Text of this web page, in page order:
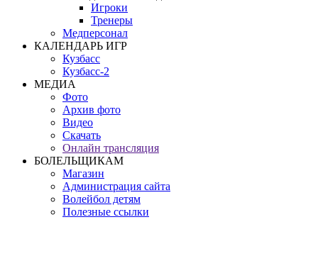
Игроки
Тренеры
Медперсонал
КАЛЕНДАРЬ ИГР
Кузбасс
Кузбасс-2
МЕДИА
Фото
Архив фото
Видео
Скачать
Онлайн трансляция
БОЛЕЛЬЩИКАМ
Магазин
Администрация сайта
Волейбол детям
Полезные ссылки